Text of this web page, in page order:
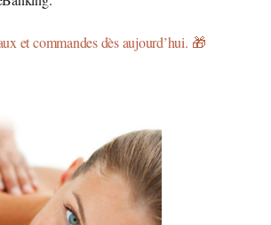
et commandes dès aujourd’hui. 🎁